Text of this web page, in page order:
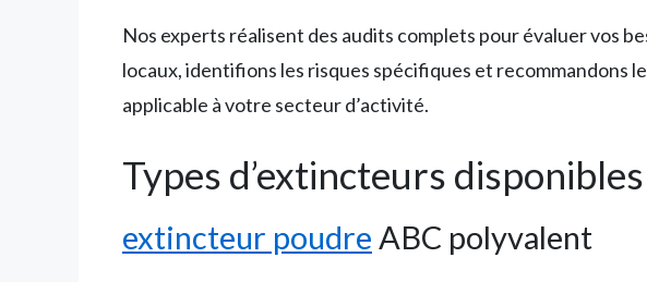
Nos experts réalisent des audits complets pour évaluer vos
locaux, identifions les risques spécifiques et recommandons
applicable à votre secteur d’activité.
Types d’extincteurs
extincteur poudre ABC polyvalent